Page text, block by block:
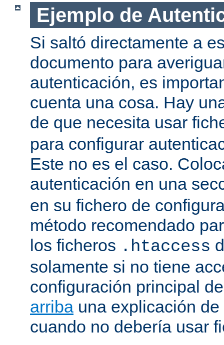
Ejemplo de
Si saltó directamente a
documento para
autenticación, es
cuenta una cosa. Hay
de que necesita usar
para configurar
Este no es el caso.
autenticación en una
en su fichero de
método recomendado
los ficheros .htaccess
solamente si no tiene
configuración principal
arriba una explicación
cuando no debería usar